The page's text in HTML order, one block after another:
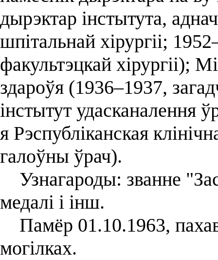
дырэктар інстытута,
шпітальнай хірургіі;
факультэцкай хірургіі);
здароўя (1936–1937,
інстытут удасканалення
я Рэспубліканская
галоўны ўрач).
Узнагароды: званне
медалі і інш.
Памёр 01.10.1963,
могілках.